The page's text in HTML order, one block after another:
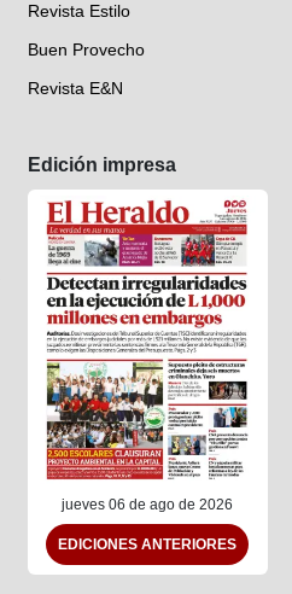
Revista Estilo
Buen Provecho
Revista E&N
Edición impresa
jueves 06 de ago de 2026
EDICIONES ANTERIORES